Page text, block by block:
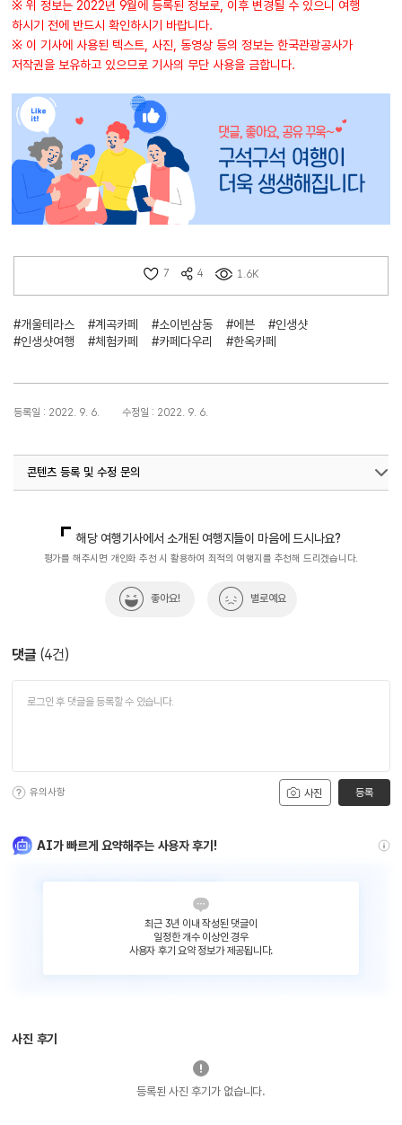
※ 위 정보는 2022년 9월에 등록된 정보로, 이후 변경될 수 있으니 여행
하시기 전에 반드시 확인하시기 바랍니다.
※ 이 기사에 사용된 텍스트, 사진, 동영상 등의 정보는 한국관광공사가
저작권을 보유하고 있으므로 기사의 무단 사용을 금합니다.
7 4 1.6K
#개울테라스 #계곡카페 #소이빈삼동 #에븐
#인생샷
#인생샷여행
#체험카페 #카페다우리 #한옥카페
등록일 : 2022. 9. 6. 수정일 : 2022. 9. 6.
콘텐츠 등록 및 수정 문의
해당 여행기사에서 소개된 여행지들이 마음에 드시나요?
평가를 해주시면 개인화 추천 시 활용하여 최적의 여행지를 추천해 드리겠습니다.
좋아요! 별로예요
댓글 (4건)
사진
유의사항 등록
AI가 빠르게 요약해주는 사용자 후기!
최근 3년 이내 작성된 댓글이
일정한 개수 이상인 경우
사용자 후기 요약 정보가 제공됩니다.
사진 후기
등록된 사진 후기가 없습니다.